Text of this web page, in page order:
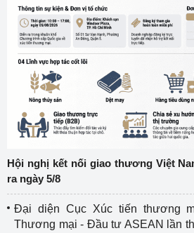
Hội nghị kết nối giao thương Việt
ra ngày 5/8
Đại diện Cục Xúc tiến thương
Thương mại - Đầu tư ASEAN lần